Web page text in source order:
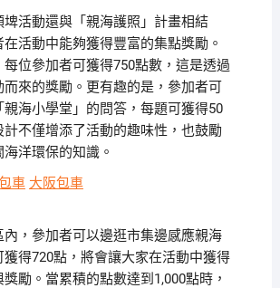
埤活動還與「親海護照」計畫相結
活動中能夠獲得豐富的集點獎勵。
位參加者可獲得750點數，這是透過
而來的獎勵。更有趣的是，參加者可
海小學堂」的問答，每題可獲得50
計不僅增添了活動的趣味性，也鼓勵
洋環保的知識。
車 大阪包車
內，參加者可以邊逛市集邊感應親海
獲得720點，將會讓大家在活動中獲得
勵。當累積的點數達到1,000點時，